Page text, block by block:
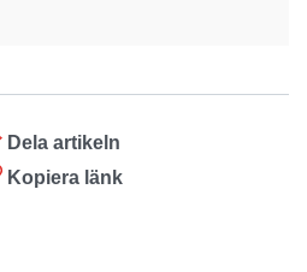
Dela artikeln
Kopiera länk